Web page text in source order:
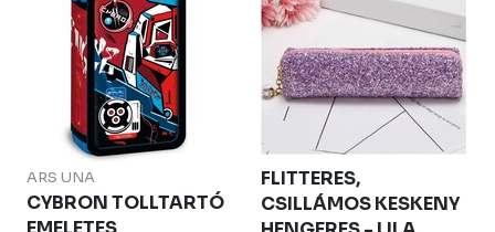
ARS UNA
CYBRON TOLLTARTÓ
FLITTERES,
CSILLÁMOS KESKENY